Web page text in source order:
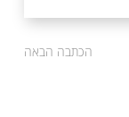
הכתבה הבאה